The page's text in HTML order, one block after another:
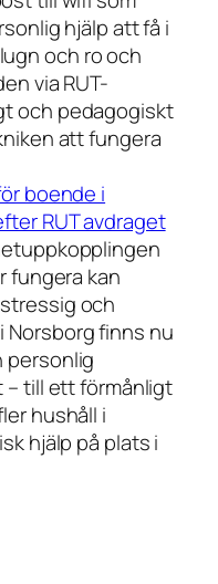
hjälp att få i
och ro och
via RUT-
och pedagogiskt
att fungera
boende i
RUT avdraget
fungera kan
och
Norsborg finns nu
personlig
– till ett förmånligt
hushåll i
hjälp på plats i